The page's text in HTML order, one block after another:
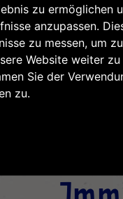
zu ermöglichen
anzupassen.
zu messen, um
Website weiter
Sie der
zu.